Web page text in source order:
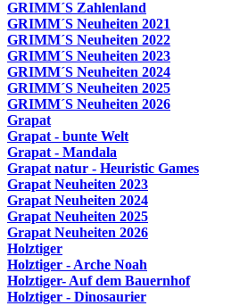
GRIMM´S Zahlenland
GRIMM´S Neuheiten 2021
GRIMM´S Neuheiten 2022
GRIMM´S Neuheiten 2023
GRIMM´S Neuheiten 2024
GRIMM´S Neuheiten 2025
GRIMM´S Neuheiten 2026
Grapat
Grapat - bunte Welt
Grapat - Mandala
Grapat natur - Heuristic Games
Grapat Neuheiten 2023
Grapat Neuheiten 2024
Grapat Neuheiten 2025
Grapat Neuheiten 2026
Holztiger
Holztiger - Arche Noah
Holztiger- Auf dem Bauernhof
Holztiger - Dinosaurier